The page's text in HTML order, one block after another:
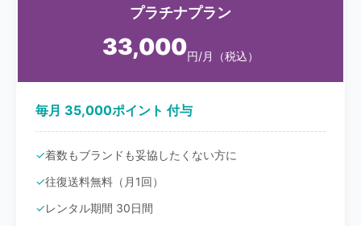
プラチナプラン
33,000円/月（税込）
毎月 35,000ポイント 付与
着数もブランドも妥協したくない方に
往復送料無料（月1回）
レンタル期間 30日間